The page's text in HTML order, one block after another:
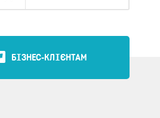
БІЗНЕС-КЛІЄНТАМ